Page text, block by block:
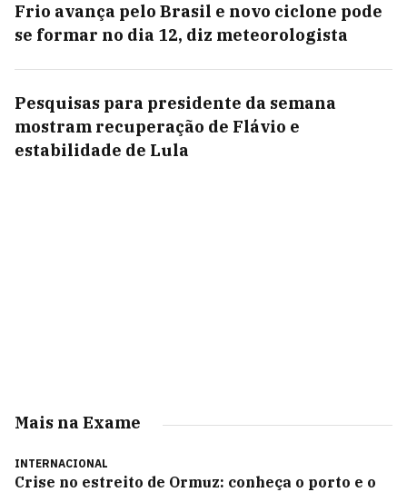
Frio avança pelo Brasil e novo ciclone pode
se formar no dia 12, diz meteorologista
Pesquisas para presidente da semana
mostram recuperação de Flávio e
estabilidade de Lula
Mais na Exame
INTERNACIONAL
Crise no estreito de Ormuz: conheça o porto e o